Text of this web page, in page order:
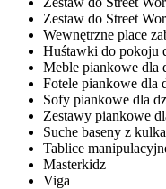
Zestaw do Street
Wewnętrzne place
Huśtawki do pokoju
Meble piankowe dla
Fotele piankowe dla
Sofy piankowe dla
Zestawy piankowe
Suche baseny z
Tablice
Masterkidz
Viga